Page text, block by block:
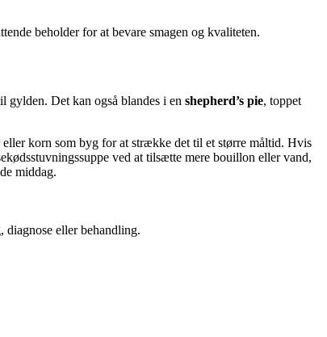
beholder for at bevare smagen og kvaliteten.
gylden. Det kan også blandes i en shepherd’s pie, toppet
korn som byg for at strække det til et større måltid. Hvis
ved at tilsætte mere bouillon eller vand,
middag.
diagnose eller behandling.